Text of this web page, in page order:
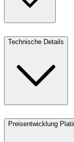
Technische Details
Preisentwicklung